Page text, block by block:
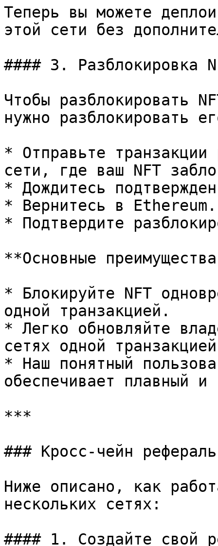
Теперь вы можете
этой сети без
#### 3. Разблокировка
Чтобы разблокировать
нужно разблокировать
* Отправьте транзакции
сети, где ваш NFT
* Дождитесь
* Вернитесь в Ethereum.
* Подтвердите
**Основные
* Блокируйте NFT
одной транзакцией.
* Легко обновляйте
сетях одной
* Наш понятный
обеспечивает плавный
***
### Кросс-чейн
Ниже описано, как
нескольких сетях:
#### 1. Создайте свой